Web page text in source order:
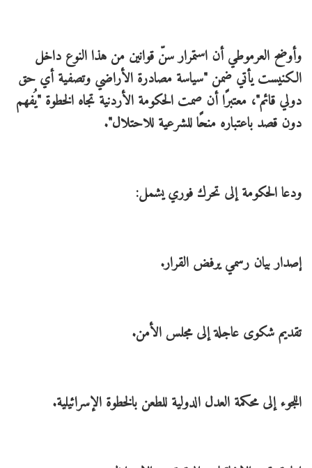
وأوضح العرموطي أن استمرار سنّ قوانين من هذا النوع داخل
الكنيست يأتي ضمن "سياسة مصادرة الأراضي وتصفية أي حق
دولي قائم"، معتبرًا أن صمت الحكومة الأردنية تجاه الخطوة "يُفهم
دون قصد باعتباره منحًا للشرعية للاحتلال".
ودعا الحكومة إلى تحرك فوري يشمل:
إصدار بيان رسمي يرفض القرار.
تقديم شكوى عاجلة إلى مجلس الأمن.
اللجوء إلى محكمة العدل الدولية للطعن بالخطوة الإسرائيلية.